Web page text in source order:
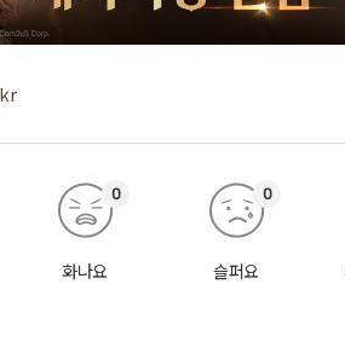
화나요
0
슬퍼요
0